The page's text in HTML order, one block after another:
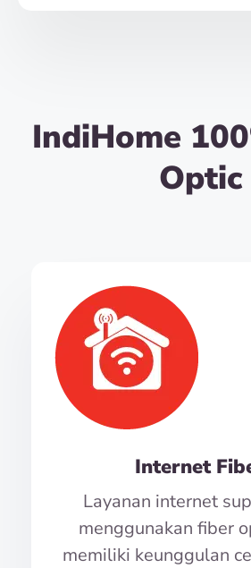
IndiHome
Optic
Internet
Layanan internet
menggunakan fiber
memiliki keunggulan